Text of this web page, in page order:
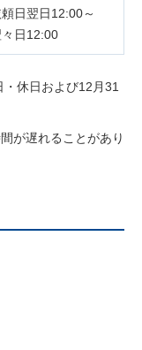
日翌日12:00～
々日12:00
休日および12月31
が遅れることがあり